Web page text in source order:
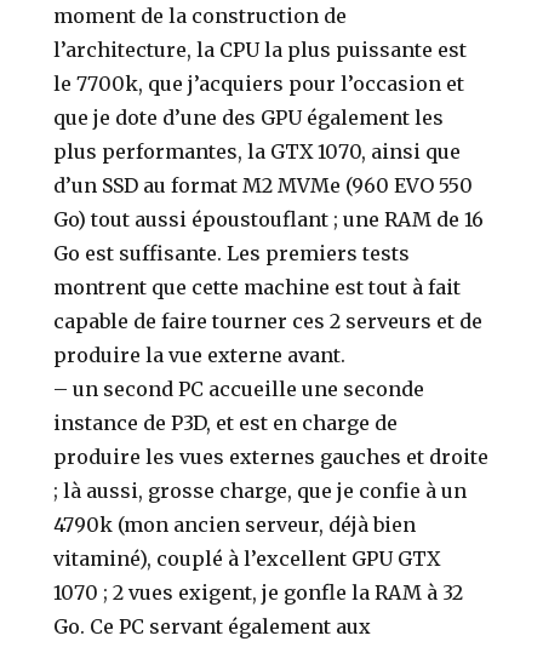
moment de la construction de
l’architecture, la CPU la plus puissante est
le 7700k, que j’acquiers pour l’occasion et
que je dote d’une des GPU également les
plus performantes, la GTX 1070, ainsi que
d’un SSD au format M2 MVMe (960 EVO 550
Go) tout aussi époustouflant ; une RAM de 16
Go est suffisante. Les premiers tests
montrent que cette machine est tout à fait
capable de faire tourner ces 2 serveurs et de
produire la vue externe avant.
– un second PC accueille une seconde
instance de P3D, et est en charge de
produire les vues externes gauches et droite
; là aussi, grosse charge, que je confie à un
4790k (mon ancien serveur, déjà bien
vitaminé), couplé à l’excellent GPU GTX
1070 ; 2 vues exigent, je gonfle la RAM à 32
Go. Ce PC servant également aux